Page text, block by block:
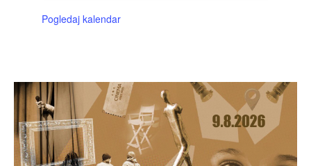
Pogledaj kalendar